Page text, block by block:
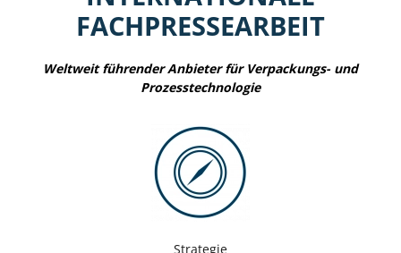
FACHPRESSEARBEIT
Weltweit führender Anbieter für Verpackungs- und
Prozesstechnologie
Strategie